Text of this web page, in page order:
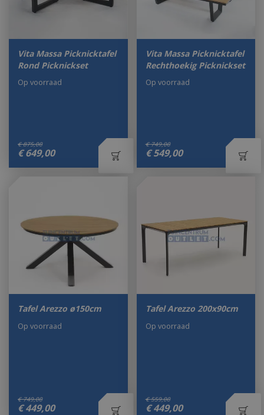
Vita Massa Picknicktafel
Rond Picknickset
€ 875,00
€ 649,00
Op voorraad
Vita Massa Picknicktafel
Rechthoekig Picknickset
€ 749,00
€ 549,00
Op voorraad
Tafel Arezzo ø150cm
€ 749,00
€ 449,00
Op voorraad
Tafel Arezzo 200x90cm
€ 559,00
€ 449,00
Op voorraad